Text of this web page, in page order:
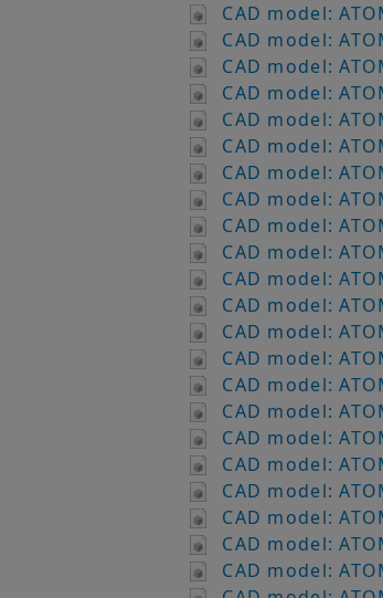
CAD model:
CAD model:
CAD model:
CAD model:
CAD model:
CAD model:
CAD model:
CAD model:
CAD model:
CAD model:
CAD model:
CAD model:
CAD model:
CAD model:
CAD model:
CAD model:
CAD model:
CAD model:
CAD model:
CAD model:
CAD model:
CAD model: